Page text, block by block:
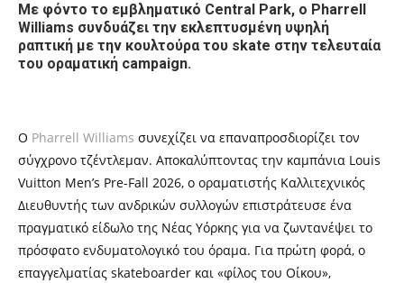
Με φόντο το εμβληματικό Central Park, ο Pharrell
Williams συνδυάζει την εκλεπτυσμένη υψηλή
ραπτική με την κουλτούρα του skate στην τελευταία
του οραματική campaign.
Ο Pharrell Williams συνεχίζει να επαναπροσδιορίζει τον
σύγχρονο τζέντλεμαν. Αποκαλύπτοντας την καμπάνια Louis
Vuitton Men’s Pre-Fall 2026, ο οραματιστής Καλλιτεχνικός
Διευθυντής των ανδρικών συλλογών επιστράτευσε ένα
πραγματικό είδωλο της Νέας Υόρκης για να ζωντανέψει το
πρόσφατο ενδυματολογικό του όραμα. Για πρώτη φορά, ο
επαγγελματίας skateboarder και «φίλος του Οίκου»,